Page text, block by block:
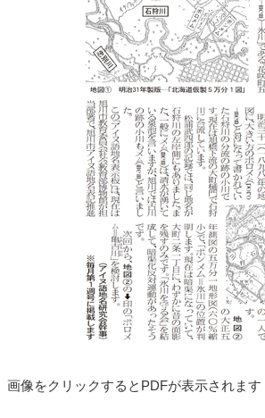
画像をクリックするとPDFが表示されます